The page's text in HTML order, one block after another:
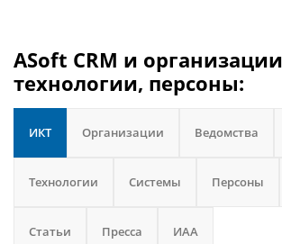
ASoft CRM и
технологии, персоны:
ИКТ Организации Ведомства
Технологии Системы Персоны
Статьи Пресса ИАА